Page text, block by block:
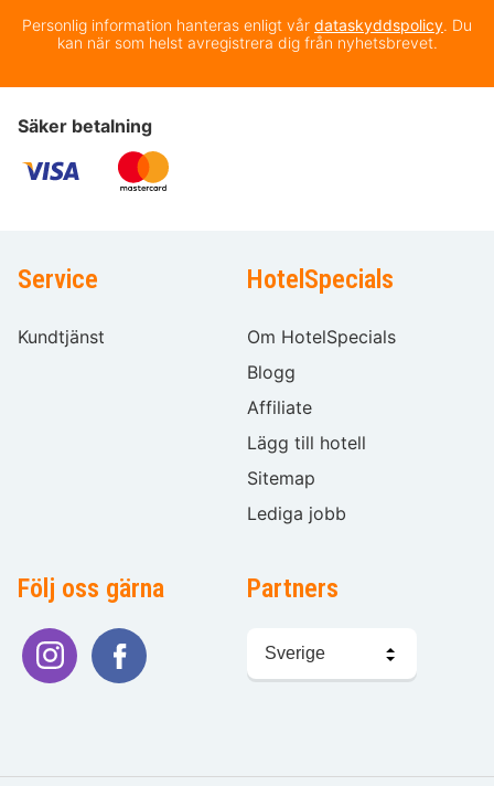
Personlig information hanteras enligt vår dataskyddspolicy. Du
kan när som helst avregistrera dig från nyhetsbrevet.
Säker betalning
Service
Kundtjänst
HotelSpecials
Om HotelSpecials
Blogg
Affiliate
Lägg till hotell
Sitemap
Lediga jobb
Följ oss gärna Partners
språk